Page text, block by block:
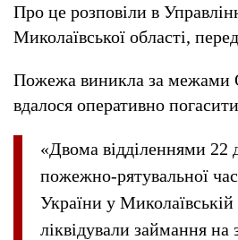
Про це розповіли в
Миколаївської області,
Пожежа виникла за межами
вдалося оперативно
«Двома відділеннями 22
пожежно-рятувальної
України у Миколаївській
ліквідували займання на